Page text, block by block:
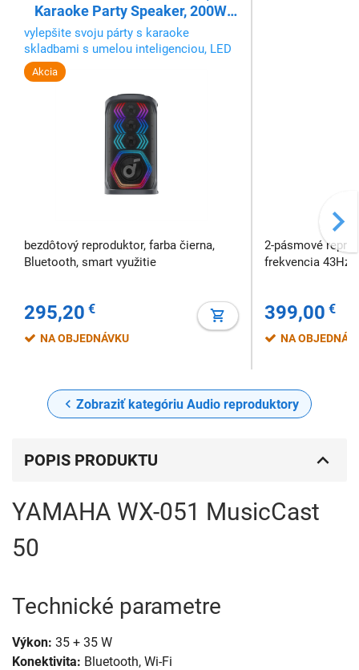
Karaoke Party Speaker, 200W,
čierny
vylepšite svoju párty s karaoke
skladbami s umelou inteligenciou, LED
svetlami a dvoma bezdrôtovými
mikrofónmi pre nekonečnú zábavu!
Akcia
bezdôtový reproduktor, farba čierna,
Bluetooth, smart využitie
295,20 €
NA OBJEDNÁVKU
2-pásmové
frekvencia 43Hz-
399,00 €
NA
Zobraziť kategóriu Audio reproduktory
POPIS PRODUKTU
YAMAHA WX-051 MusicCast
50
Technické parametre
Výkon: 35 + 35 W
Konektivita: Bluetooth, Wi-Fi